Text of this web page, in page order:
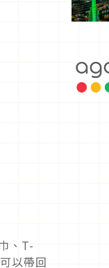
、T-
以帶回